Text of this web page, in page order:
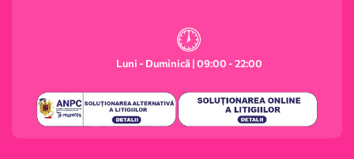
Luni - Duminică | 09:00 - 22:00